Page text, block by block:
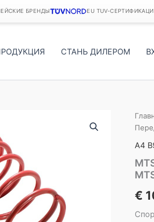
БРЕНДЫ EU TUV-
СТАНЬ ДИЛЕРОМ
A4
€